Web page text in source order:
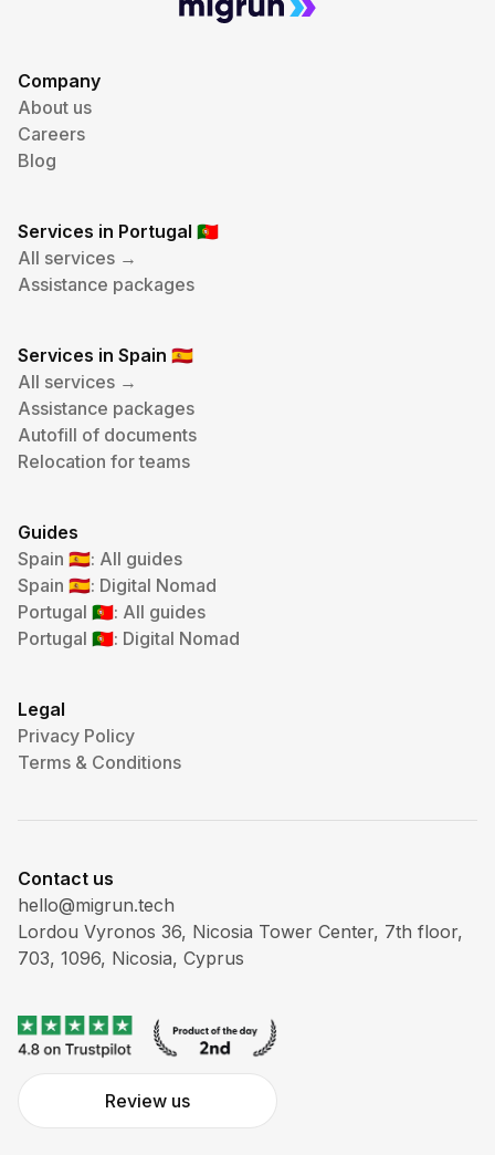
Company
About us
Careers
Blog
Services in Portugal 🇵🇹
All services →
Assistance packages
Services in Spain 🇪🇸
All services →
Assistance packages
Autofill of documents
Relocation for teams
Guides
Spain 🇪🇸: All guides
Spain 🇪🇸: Digital Nomad
Portugal 🇵🇹: All guides
Portugal 🇵🇹: Digital Nomad
Legal
Privacy Policy
Terms & Conditions
Contact us
hello@migrun.tech
Lordou Vyronos 36, Nicosia Tower Center, 7th floor,
703, 1096, Nicosia, Cyprus
Review us